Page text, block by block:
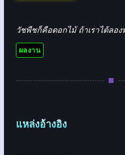
วัชพืชก็คือดอกไม้ ถ้าเราได้ลอ
ผลงาน
แหล่งอ้างอิง